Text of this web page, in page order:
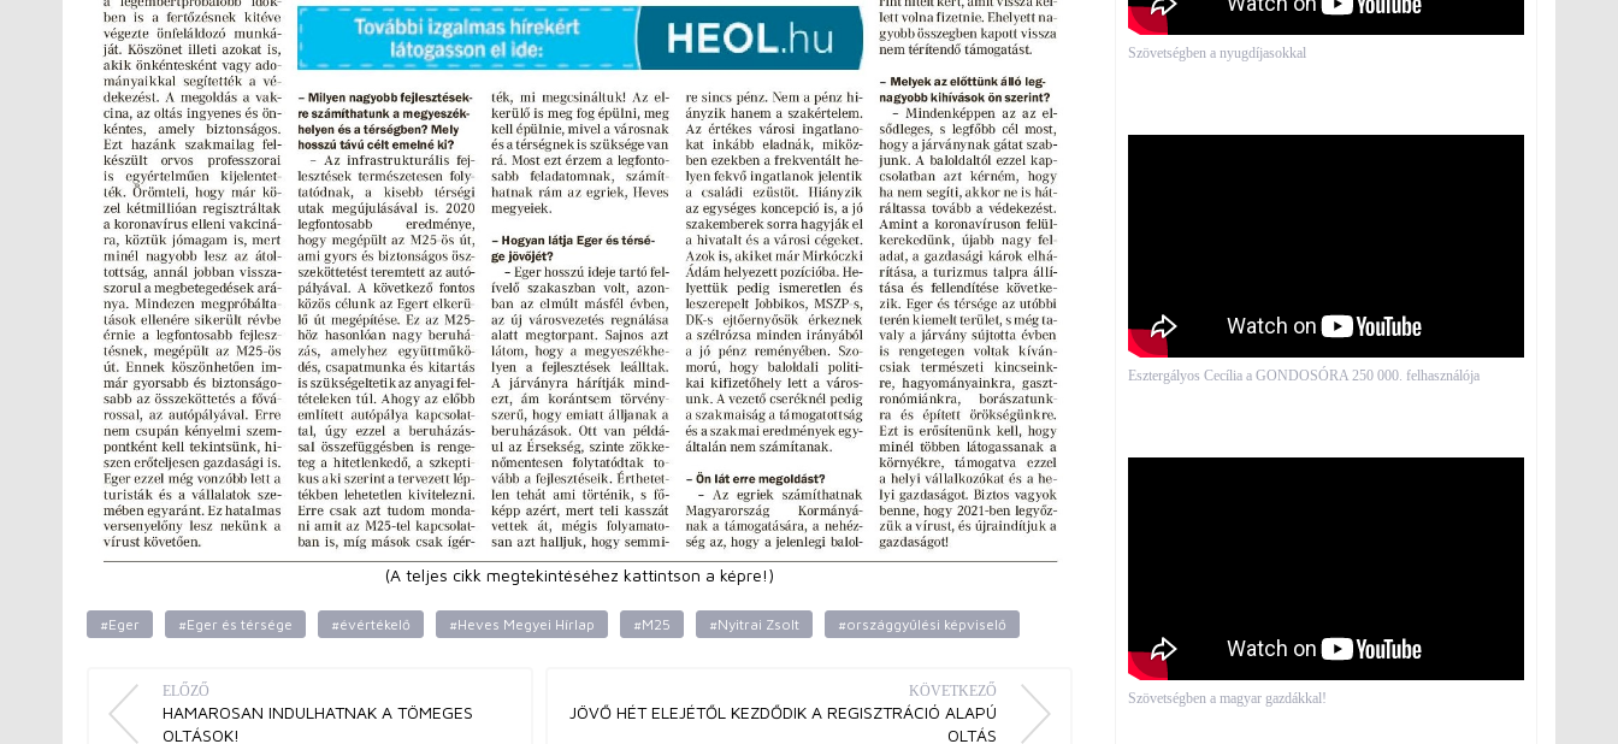
(A teljes cikk megtekintéséhez kattintson a képre!)
#Eger #Eger és térsége #évértékelő #Heves Megyei Hírlap #M25 #Nyitrai Zsolt #országgyűlési képviselő
ELŐZŐ
HAMAROSAN INDULHATNAK A TÖMEGES
OLTÁSOK!
KÖVETKEZŐ
JÖVŐ HÉT ELEJÉTŐL KEZDŐDIK A REGISZTRÁCIÓ ALAPÚ
OLTÁS
Szövetségben a nyugdíjasokkal
Esztergályos Cecília a GONDOSÓRA 250 000. felhasználója
Szövetségben a magyar gazdákkal!